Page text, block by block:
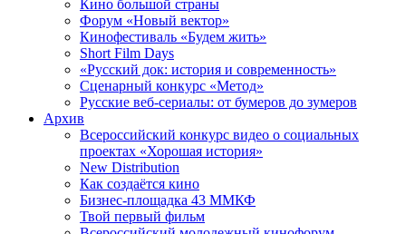
Кино большой страны
Форум «Новый вектор»
Кинофестиваль «Будем жить»
Short Film Days
«Русский док: история и современность»
Сценарный конкурс «Метод»
Русские веб-сериалы: от бумеров до зумеров
Архив
Всероссийский конкурс видео о социальных
проектах «Хорошая история»
New Distribution
Как создаётся кино
Бизнес-площадка 43 ММКФ
Твой первый фильм